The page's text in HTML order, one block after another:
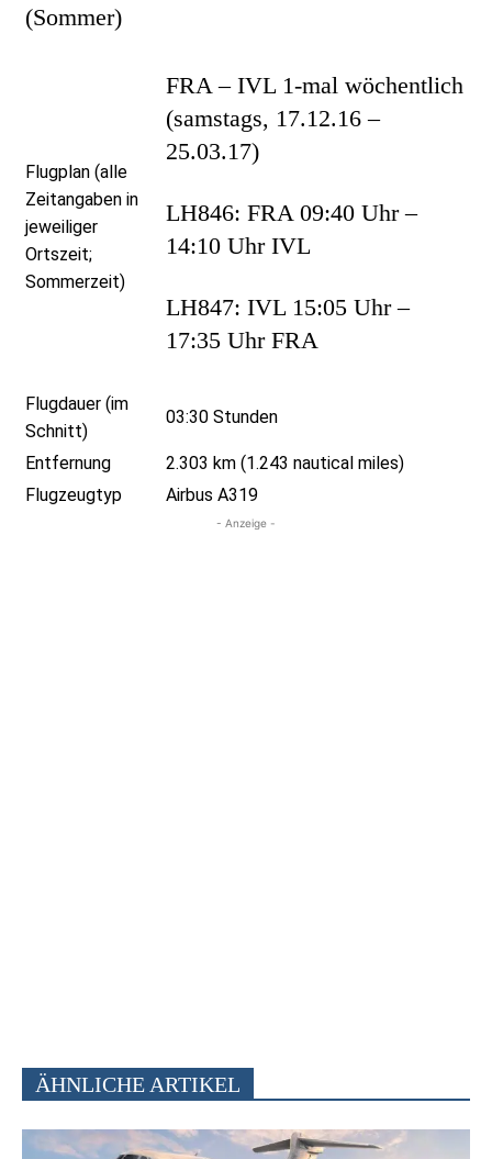
(Sommer)
Flugplan (alle
Zeitangaben in
jeweiliger
Ortszeit;
Sommerzeit)
FRA – IVL 1-mal wöchentlich
(samstags, 17.12.16 –
25.03.17)
LH846: FRA 09:40 Uhr –
14:10 Uhr IVL
LH847: IVL 15:05 Uhr –
17:35 Uhr FRA
Flugdauer (im
Schnitt)
03:30 Stunden
Entfernung
2.303 km (1.243 nautical miles)
Flugzeugtyp
Airbus A319
- Anzeige -
ÄHNLICHE ARTIKEL